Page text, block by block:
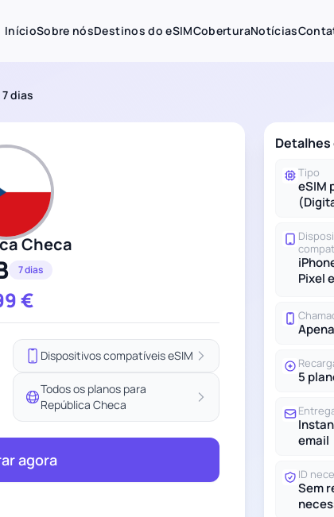
InícioSobre nósDestinos do eSIMCoberturaNotícias
dias
Checa
7 dias
€
Dispositivos compatíveis eSIM
Todos os planos para
República Checa
agora
Detalhes
Tipo
eSIM
Pixel
5
email
ID
Sem